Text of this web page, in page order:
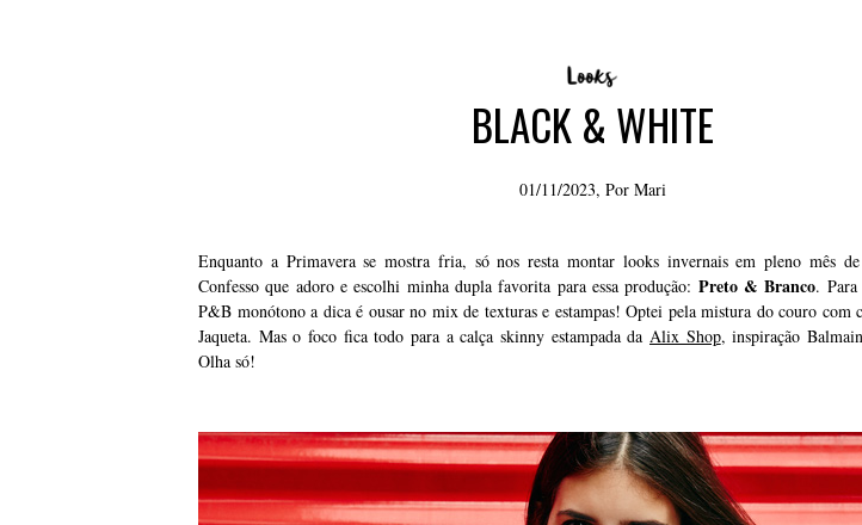
BLACK & WHITE
01/11/2023, Por Mari
Enquanto a Primavera se mostra fria, só nos resta montar looks invernais em pleno mês
Confesso que adoro e escolhi minha dupla favorita para essa produção: Preto & Branco.
P&B monótono a dica é ousar no mix de texturas e estampas! Optei pela mistura do couro com
Jaqueta. Mas o foco fica todo para a calça skinny estampada da Alix Shop, inspiração
Olha só!